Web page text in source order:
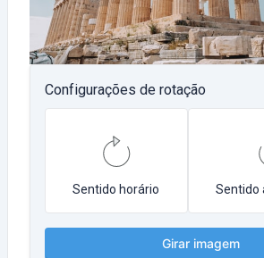
Configurações de rotação
Sentido horário Sentido
Girar imagem